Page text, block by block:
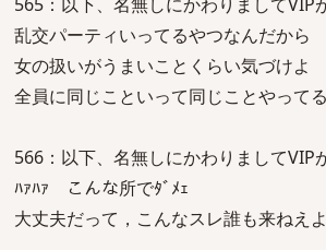
乱交パーティいってるやつなんだから
女の扱いがうまいことくらい気づけよ
全員に同じこといって同じことやって
566：以下、名無しにかわりましてVIP
ﾊｧﾊｧ こんな所でﾀﾞﾒｪ
大丈夫だって，こんなスレ誰も来ねえよ